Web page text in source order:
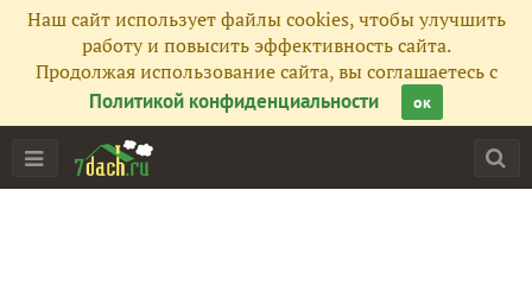
Наш сайт использует файлы cookies, чтобы улучшить
работу и повысить эффективность сайта.
Продолжая использование сайта, вы соглашаетесь с
Политикой конфиденциальности
ок